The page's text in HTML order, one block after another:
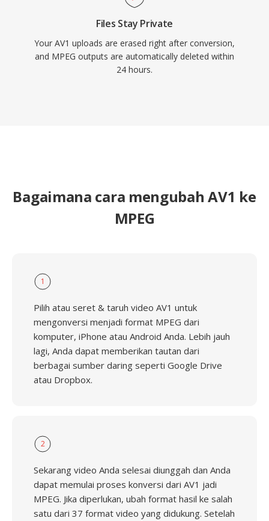
Files Stay Private
Your AV1 uploads are erased right after conversion,
and MPEG outputs are automatically deleted within
24 hours.
Bagaimana cara mengubah AV1 ke
MPEG
1
Pilih atau seret & taruh video AV1 untuk
mengonversi menjadi format MPEG dari
komputer, iPhone atau Android Anda. Lebih jauh
lagi, Anda dapat memberikan tautan dari
berbagai sumber daring seperti Google Drive
atau Dropbox.
2
Sekarang video Anda selesai diunggah dan Anda
dapat memulai proses konversi dari AV1 jadi
MPEG. Jika diperlukan, ubah format hasil ke salah
satu dari 37 format video yang didukung. Setelah